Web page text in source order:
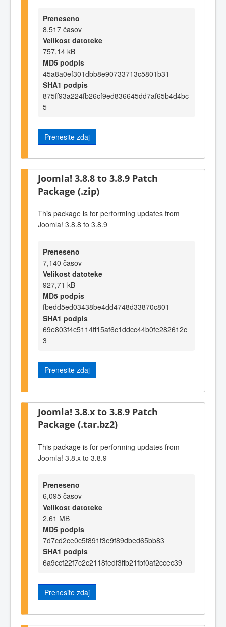
Preneseno
8,517 časov
Velikost datoteke
757,14 kB
MD5 podpis
45a8a0ef301dbb8e90733713c5801b31
SHA1 podpis
875ff93a224fb26cf9ed836645dd7af65b4d4bc
5
Prenesite zdaj
Joomla! 3.8.8 to 3.8.9 Patch
Package (.zip)
This package is for performing updates from
Joomla! 3.8.8 to 3.8.9
Preneseno
7,140 časov
Velikost datoteke
927,71 kB
MD5 podpis
fbedd5ed03438be4dd4748d33870c801
SHA1 podpis
69e803f4c5114ff15af6c1ddcc44b0fe282612c
3
Prenesite zdaj
Joomla! 3.8.x to 3.8.9 Patch
Package (.tar.bz2)
This package is for performing updates from
Joomla! 3.8.x to 3.8.9
Preneseno
6,095 časov
Velikost datoteke
2,61 MB
MD5 podpis
7d7cd2ce0c5f891f3e9f89dbed65bb83
SHA1 podpis
6a9ccf22f7c2c2118fedf3ffb21fbf0af2ccec39
Prenesite zdaj